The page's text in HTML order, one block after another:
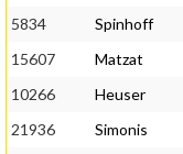
5834
Spinhoff
15607
Matzat
10266
Heuser
21936
Simonis